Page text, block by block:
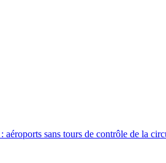
aéroports sans tours de contrôle de la